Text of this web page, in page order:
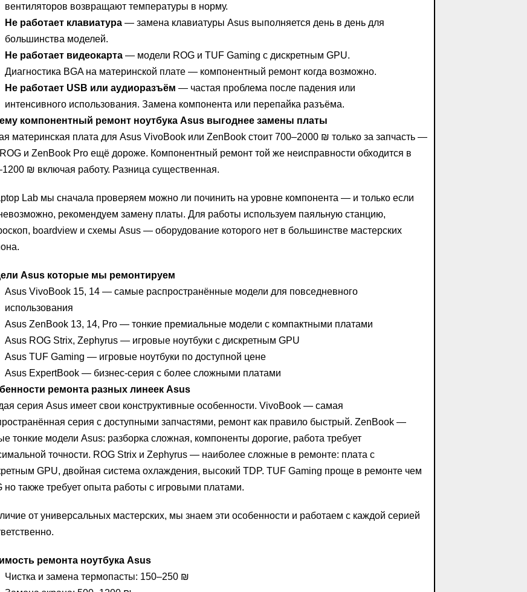
вентиляторов возвращают температуры в норму.
Не работает клавиатура— замена клавиатуры Asus выполняется день в день для
большинства моделей.
Не работает видеокарта— модели ROG и TUF Gaming с дискретным GPU.
Диагностика BGA на материнской плате — компонентный ремонт когда возможно.
Не работает USB или аудиоразъём — частая проблема после падения или
интенсивного использования. Замена компонента или перепайка разъёма.
компонентный ремонт ноутбука Asus выгоднее замены платы
материнская плата для Asus VivoBook или ZenBook стоит 700–2000 ₪ только за запчасть —
и ZenBook Pro ещё дороже. Компонентный ремонт той же неисправности обходится в
₪ включая работу. Разница существенная.
Lab мы сначала проверяем можно ли починить на уровне компонента — и только если
рекомендуем замену платы. Для работы используем паяльную станцию,
boardview и схемы Asus — оборудование которого нет в большинстве мастерских
Asus которые мы ремонтируем
Asus VivoBook 15, 14 — самые распространённые модели для повседневного
использования
Asus ZenBook 13, 14, Pro — тонкие премиальные модели с компактными платами
Asus ROG Strix, Zephyrus — игровые ноутбуки с дискретным GPU
Asus TUF Gaming — игровые ноутбуки по доступной цене
Asus ExpertBook — бизнес-серия с более сложными платами
ремонта разных линеек Asus
серия Asus имеет свои конструктивные особенности. VivoBook — самая
серия с доступными запчастями, ремонт как правило быстрый. ZenBook —
тонкие модели Asus: разборка сложная, компоненты дорогие, работа требует
точности. ROG Strix и Zephyrus — наиболее сложные в ремонте: плата с
GPU, двойная система охлаждения, высокий TDP. TUF Gaming проще в ремонте чем
но также требует опыта работы с игровыми платами.
от универсальных мастерских, мы знаем эти особенности и работаем с каждой серией
ремонта ноутбука Asus
Чистка и замена термопасты: 150–250 ₪